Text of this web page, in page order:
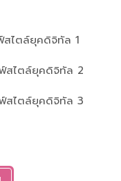
สไตล์ยุคดิจิทัล 1
สไตล์ยุคดิจิทัล 2
สไตล์ยุคดิจิทัล 3